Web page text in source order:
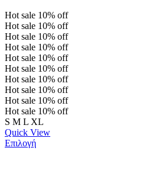
Hot sale 10% off
Hot sale 10% off
Hot sale 10% off
Hot sale 10% off
Hot sale 10% off
Hot sale 10% off
Hot sale 10% off
Hot sale 10% off
Hot sale 10% off
Hot sale 10% off
S M L XL
Quick View
Επιλογή